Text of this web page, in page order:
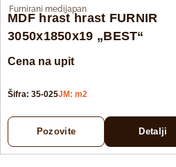
Furnirani medijapan
MDF hrast hrast FURNIR
3050x1850x19 „BEST“
Cena na upit
Šifra: 35-025JM: m2
Pozovite Detalji